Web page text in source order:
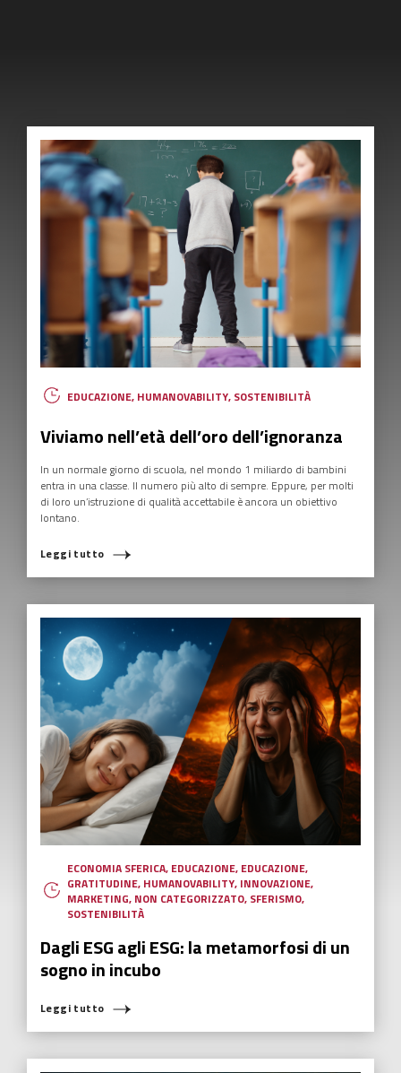
EDUCAZIONE, HUMANOVABILITY, SOSTENIBILITÀ
Viviamo nell’età dell’oro dell’ignoranza
In un normale giorno di scuola, nel mondo 1 miliardo di bambini
entra in una classe. Il numero più alto di sempre. Eppure, per molti
di loro un’istruzione di qualità accettabile è ancora un obiettivo
lontano.
Leggi tutto
ECONOMIA SFERICA, EDUCAZIONE, EDUCAZIONE,
GRATITUDINE, HUMANOVABILITY, INNOVAZIONE,
MARKETING, NON CATEGORIZZATO, SFERISMO,
SOSTENIBILITÀ
Dagli ESG agli ESG: la metamorfosi di un
sogno in incubo
Leggi tutto